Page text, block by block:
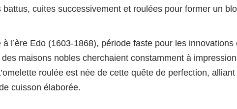
cuites successivement et roulées pour former un
à l’ère Edo (1603-1868), période faste pour les innovations
maisons nobles cherchaient constamment à
roulée est née de cette quête de perfection,
cuisson élaborée.